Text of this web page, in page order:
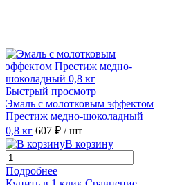
Быстрый просмотр
Эмаль с молотковым эффектом
Престиж медно-шоколадный
0,8 кг 607 ₽ / шт
В корзину
Подробнее